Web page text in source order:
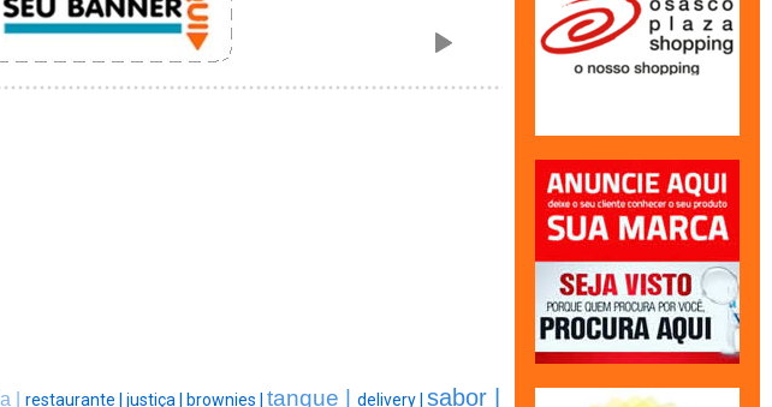
| restaurante | justiça | brownies | tanque | delivery | sabor |